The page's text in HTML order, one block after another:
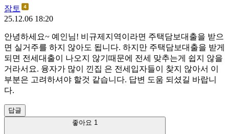
잠토
25.12.06 18:20
안녕하세요~ 예인님! 비규제지역이라면 주택담보대출을 받으
면 실거주를 하지 않아도 됩니다. 하지만 주택담보대출을 받게
되면 전세대출이 나오지 않기때문에 전세 맞추는게 쉽지 않을
거라서요. 융자가 많이 낀집 은 전세입자들이 찾지 않아서 이
부분은 고려하셔야 할것 같습니다. 답변 도움 되셨길 바랍니
다.
답글
좋아요 1